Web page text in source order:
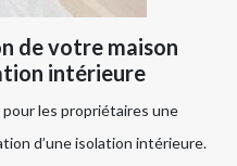
de votre maison
intérieure
les propriétaires une
d’une isolation intérieure.